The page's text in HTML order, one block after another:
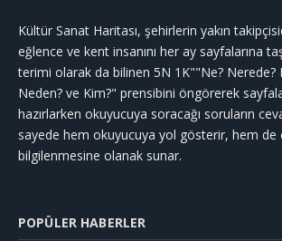
Kültür Sanat Haritası, şehirlerin yakın
eğlence ve kent insanını her ay sayfalarına
terimi olarak da bilinen 5N 1K""Ne? Nerede?
Neden? ve Kim?" prensibini öngörerek
hazırlarken okuyucuya soracağı soruların
sayede hem okuyucuya yol gösterir, hem de
bilgilenmesine olanak sunar.
POPÜLER HABERLER